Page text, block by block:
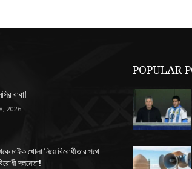
বাবা!
2026
মাইক খোলা নিয়ে বিরোধীতার পথে
দলনেতা!
POPULAR